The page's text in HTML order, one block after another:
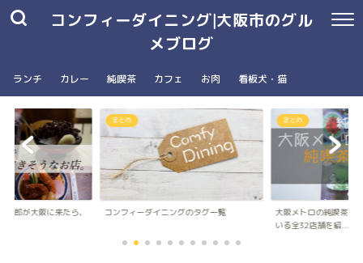
コンフィーダイニング|大阪市のグル
メブログ
ランチ カレー 純喫茶 カフェ お肉 看板犬・猫
グのタグ一覧
まとめ
大阪メトロの純喫茶パンフレットに載って
南森町駅・大阪天満宮駅
台湾朝食専門店wanna
ナ）のメニュ...